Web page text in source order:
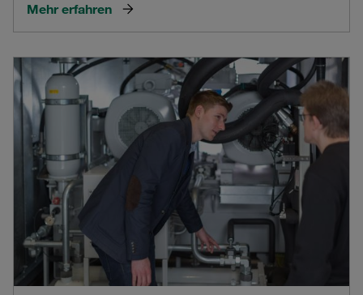
Mehr erfahren